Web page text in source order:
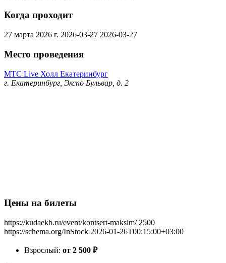
Когда проходит
27 марта 2026 г. 2026-03-27 2026-03-27
Место проведения
МТС Live Холл Екатеринбург
г. Екатеринбург, Экспо Бульвар, д. 2
Цены на билеты
https://kudaekb.ru/event/kontsert-maksim/ 2500
https://schema.org/InStock 2026-01-26T00:15:00+03:00
Взрослый: от 2 500 ₽